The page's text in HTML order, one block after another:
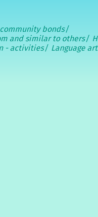
bonds
and similar to others
- activities
Language